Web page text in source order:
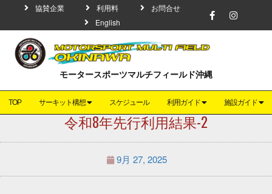
協賛企業 利用料
お問合せ
English
モータースポーツマルチフィールド沖縄
TOP サーキット構想 スケジュール 利用ガイド 施設ガイド
令和8年先行利用結果-2
9月 27, 2025